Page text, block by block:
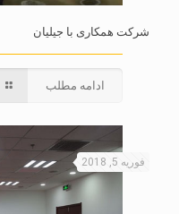
شرکت همکاری با جیلیان
ادامه مطلب
فوریه 5, 2018